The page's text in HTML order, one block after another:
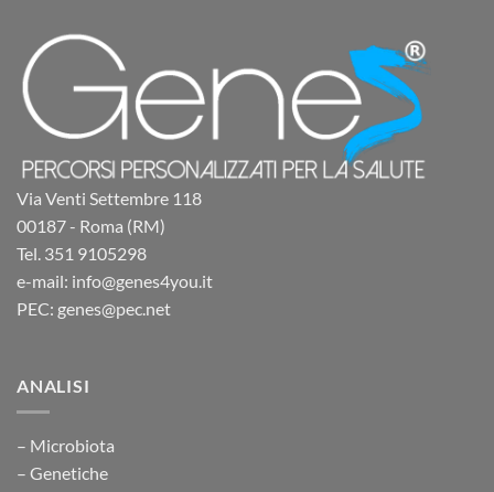
Via Venti Settembre 118
00187 - Roma (RM)
Tel. 351 9105298
e-mail: info@genes4you.it
PEC: genes@pec.net
ANALISI
– Microbiota
– Genetiche